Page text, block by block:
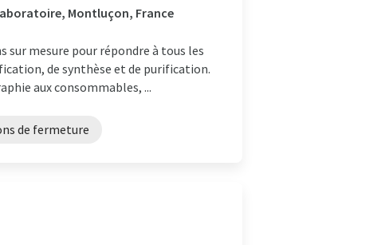
Montluçon, France
mesure pour répondre à tous les
de synthèse et de purification.
aux consommables, ...
de fermeture